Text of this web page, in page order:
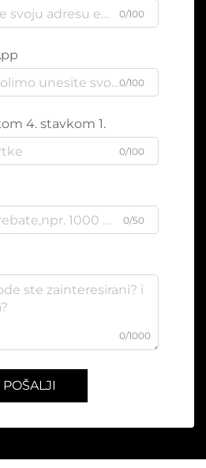
0/100
0/100
4. stavkom 1.
0/100
0/50
0/1000
POŠALJI